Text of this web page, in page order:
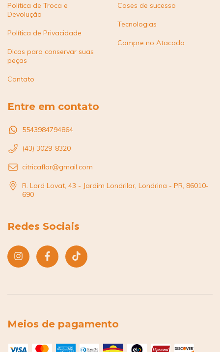
Politica de Troca e
Devolução
Política de Privacidade
Dicas para conservar suas
peças
Contato
Cases de sucesso
Tecnologias
Compre no Atacado
Entre em contato
5543984794864
(43) 3029-8320
citricaflor@gmail.com
R. Lord Lovat, 43 - Jardim Londrilar, Londrina - PR, 86010-
690
Redes Sociais
Meios de pagamento